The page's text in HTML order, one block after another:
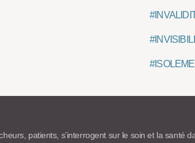
patients, s’interrogent sur le soin et la santé